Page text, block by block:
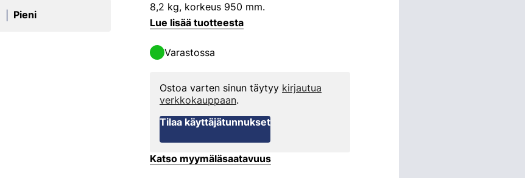
Pieni
8,2 kg, korkeus 950 mm.
Lue lisää tuotteesta
Varastossa
Ostoa varten sinun täytyy kirjautua
verkkokauppaan.
Tilaa käyttäjätunnukset
Katso myymäläsaatavuus